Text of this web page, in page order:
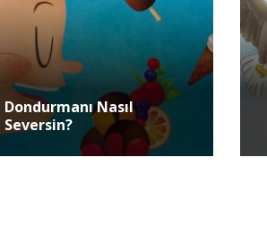
Dondurmanı Nasıl
Seversin?